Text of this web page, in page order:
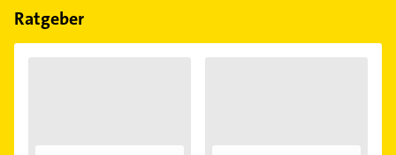
Blutzuckerbestimmung und Diagnostik.
Ratgeber